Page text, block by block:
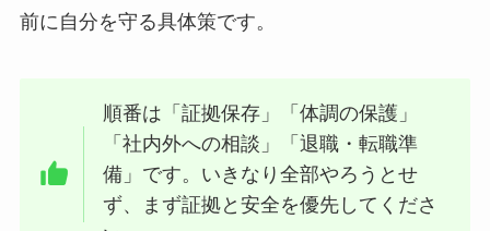
前に自分を守る具体策です。
順番は「証拠保存」「体調の保護」
「社内外への相談」「退職・転職準
備」です。いきなり全部やろうとせ
ず、まず証拠と安全を優先してくださ